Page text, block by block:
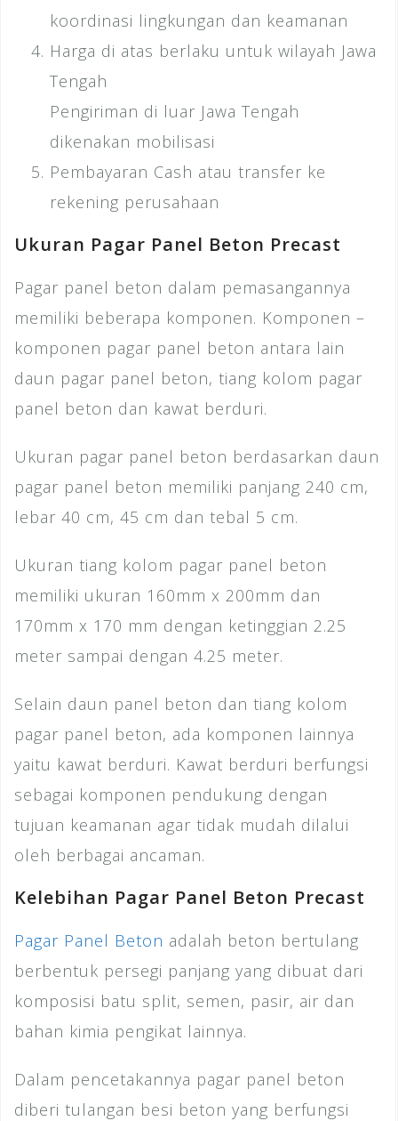
koordinasi lingkungan dan keamanan
Harga di atas berlaku untuk wilayah Jawa
Tengah
Pengiriman di luar Jawa Tengah
dikenakan mobilisasi
Pembayaran Cash atau transfer ke
rekening perusahaan
Ukuran Pagar Panel Beton Precast
Pagar panel beton dalam pemasangannya
memiliki beberapa komponen. Komponen –
komponen pagar panel beton antara lain
daun pagar panel beton, tiang kolom pagar
panel beton dan kawat berduri.
Ukuran pagar panel beton berdasarkan daun
pagar panel beton memiliki panjang 240 cm,
lebar 40 cm, 45 cm dan tebal 5 cm.
Ukuran tiang kolom pagar panel beton
memiliki ukuran 160mm x 200mm dan
170mm x 170 mm dengan ketinggian 2.25
meter sampai dengan 4.25 meter.
Selain daun panel beton dan tiang kolom
pagar panel beton, ada komponen lainnya
yaitu kawat berduri. Kawat berduri berfungsi
sebagai komponen pendukung dengan
tujuan keamanan agar tidak mudah dilalui
oleh berbagai ancaman.
Kelebihan Pagar Panel Beton Precast
Pagar Panel Beton adalah beton bertulang
berbentuk persegi panjang yang dibuat dari
komposisi batu split, semen, pasir, air dan
bahan kimia pengikat lainnya.
Dalam pencetakannya pagar panel beton
diberi tulangan besi beton yang berfungsi